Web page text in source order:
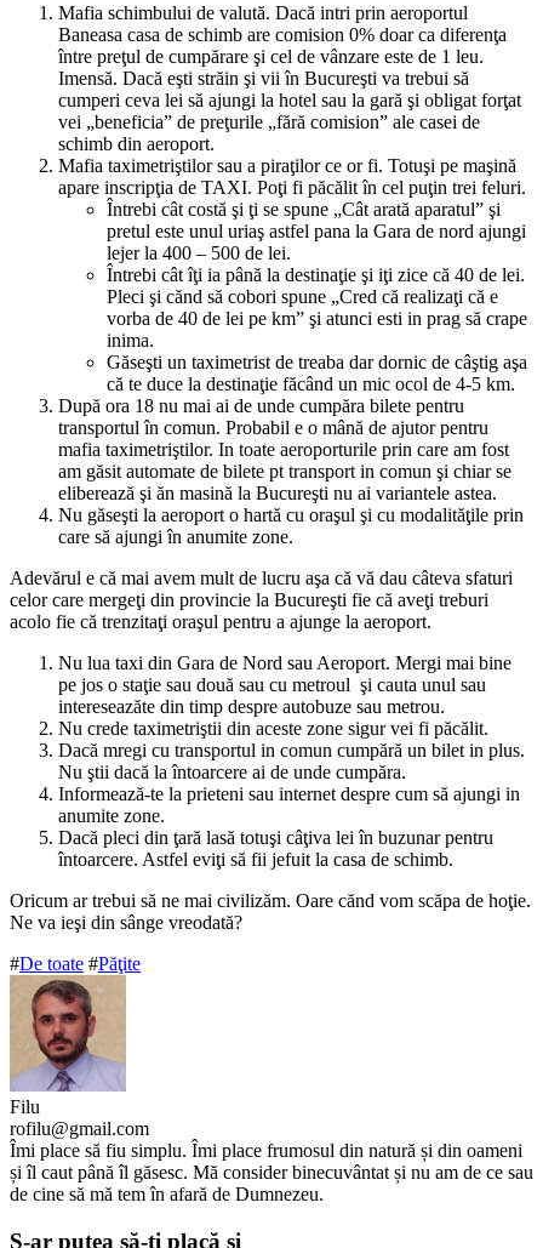
Mafia schimbului de valută. Dacă intri prin aeroportul
Baneasa casa de schimb are comision 0% doar ca diferenţa
între preţul de cumpărare şi cel de vânzare este de 1 leu.
Imensă. Dacă eşti străin şi vii în Bucureşti va trebui să
cumperi ceva lei să ajungi la hotel sau la gară şi obligat forţat
vei „beneficia” de preţurile „fără comision” ale casei de
schimb din aeroport.
Mafia taximetriştilor sau a piraţilor ce or fi. Totuşi pe maşină
apare inscripţia de TAXI. Poţi fi păcălit în cel puţin trei feluri.
Întrebi cât costă şi ţi se spune „Cât arată aparatul” şi
pretul este unul uriaş astfel pana la Gara de nord ajungi
lejer la 400 – 500 de lei.
Întrebi cât îţi ia până la destinaţie şi iţi zice că 40 de lei.
Pleci şi cănd să cobori spune „Cred că realizaţi că e
vorba de 40 de lei pe km” şi atunci esti in prag să crape
inima.
Găseşti un taximetrist de treaba dar dornic de câştig aşa
că te duce la destinaţie făcând un mic ocol de 4-5 km.
După ora 18 nu mai ai de unde cumpăra bilete pentru
transportul în comun. Probabil e o mână de ajutor pentru
mafia taximetriştilor. In toate aeroporturile prin care am fost
am găsit automate de bilete pt transport in comun şi chiar se
eliberează şi ăn masină la Bucureşti nu ai variantele astea.
Nu găseşti la aeroport o hartă cu oraşul şi cu modalităţile prin
care să ajungi în anumite zone.
Adevărul e că mai avem mult de lucru aşa că vă dau câteva sfaturi
celor care mergeţi din provincie la Bucureşti fie că aveţi treburi
acolo fie că trenzitaţi oraşul pentru a ajunge la aeroport.
Nu lua taxi din Gara de Nord sau Aeroport. Mergi mai bine
pe jos o staţie sau două sau cu metroul şi cauta unul sau
intereseazăte din timp despre autobuze sau metrou.
Nu crede taximetriştii din aceste zone sigur vei fi păcălit.
Dacă mregi cu transportul in comun cumpără un bilet in plus.
Nu ştii dacă la întoarcere ai de unde cumpăra.
Informează-te la prieteni sau internet despre cum să ajungi in
anumite zone.
Dacă pleci din ţară lasă totuşi câţiva lei în buzunar pentru
întoarcere. Astfel eviţi să fii jefuit la casa de schimb.
Oricum ar trebui să ne mai civilizăm. Oare cănd vom scăpa de hoţie.
Ne va ieşi din sânge vreodată?
#De toate #Păţite
Filu
rofilu@gmail.com
Îmi place să fiu simplu. Îmi place frumosul din natură și din oameni
și îl caut până îl găsesc. Mă consider binecuvântat și nu am de ce sau
de cine să mă tem în afară de Dumnezeu.
S-ar putea să-ți placă și